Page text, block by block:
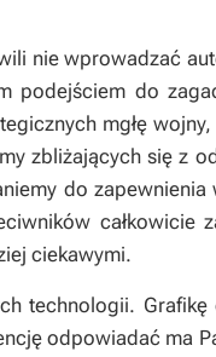
nie wprowadzać
podejściem do
mgłę
zbliżających się z
do zapewnienia
całkowicie
ciekawymi.
technologii.
odpowiadać ma